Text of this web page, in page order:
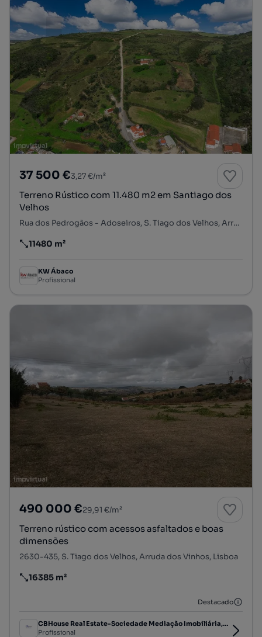
37 500 €3,27 €/m²
Terreno Rústico com 11.480 m2 em Santiago dos
Velhos
Rua dos Pedrogãos - Adoseiros, S. Tiago dos Velhos, Arruda dos Vinhos, Lisboa
Preço por metro quadrado
11480 m²
KW Ábaco
Profissional
490 000 €29,91 €/m²
Terreno rústico com acessos asfaltados e boas
dimensões
2630-435, S. Tiago dos Velhos, Arruda dos Vinhos, Lisboa
Preço por metro quadrado
16385 m²
Destacado
CBHouse Real Estate-Sociedade Mediação Imobiliária,Lda.
Profissional